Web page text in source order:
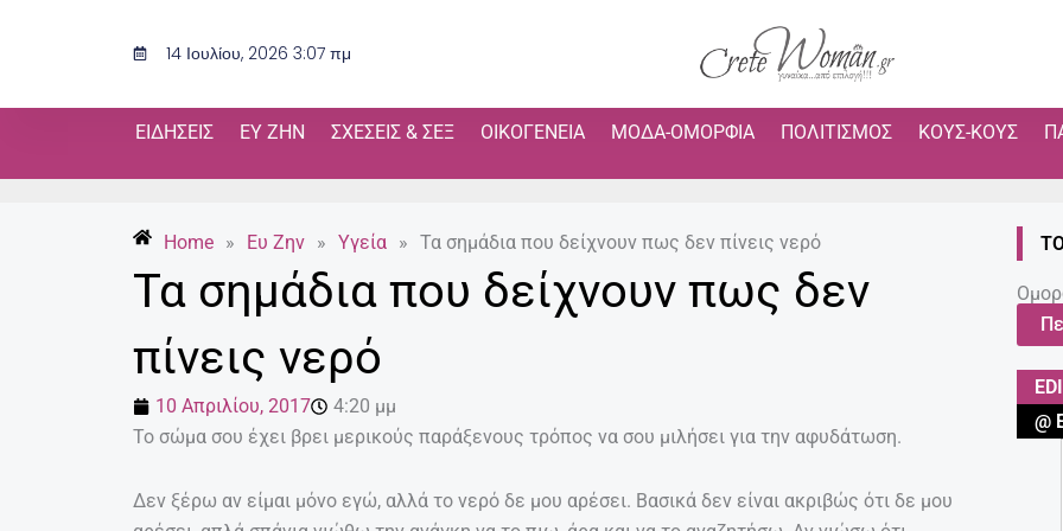
14 Ιουλίου, 2026 3:07 πμ
ΕΙΔΉΣΕΙΣ ΕΥ ΖΗΝ ΣΧΈΣΕΙΣ & ΣΕΞ ΟΙΚΟΓΈΝΕΙΑ ΜΌΔΑ-ΟΜΟΡΦΙΆ ΠΟΛΙΤΙΣΜΌΣ ΚΟΥΣ-ΚΟΥΣ
Home » Ευ Ζην » Υγεία » Τα σημάδια που δείχνουν πως δεν πίνεις νερό
Τα σημάδια που δείχνουν πως δεν
πίνεις νερό
10 Απριλίου, 2017
4:20 μμ
Το σώμα σου έχει βρει μερικούς παράξενους τρόπος να σου μιλήσει για την αφυδάτωση.
Δεν ξέρω αν είμαι μόνο εγώ, αλλά το νερό δε μου αρέσει. Βασικά δεν είναι ακριβώς ότι δε μου
@